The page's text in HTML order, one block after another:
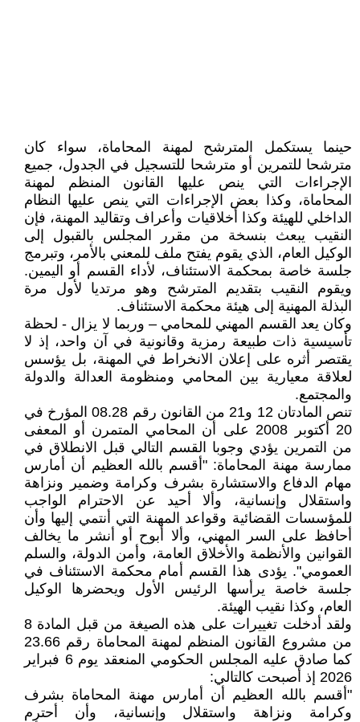
حينما يستكمل المترشح لمهنة المحاماة، سواء كان
مترشحا للتمرين أو مترشحا للتسجيل في الجدول، جميع
الإجراءات التي ينص عليها القانون المنظم لمهنة
المحاماة، وكذا بعض الإجراءات التي ينص عليها النظام
الداخلي للهيئة وكذا أخلاقيات وأعراف وتقاليد المهنة، فإن
النقيب يبعث بنسخة من مقرر المجلس بالقبول إلى
الوكيل العام، الذي يقوم يفتح ملف للمعني بالأمر، وتبرمج
جلسة خاصة بمحكمة الاستئناف، لأداء القسم أو اليمين.
ويقوم النقيب بتقديم المترشح وهو مرتديا لأول مرة
البذلة المهنية إلى هيئة محكمة الاستئناف.
وكان يعد القسم المهني للمحامي – وربما لا يزال - لحظة
تأسيسية ذات طبيعة رمزية وقانونية في آن واحد، إذ لا
يقتصر أثره على إعلان الانخراط في المهنة، بل يؤسس
لعلاقة معيارية بين المحامي ومنظومة العدالة والدولة
والمجتمع.
تنص المادتان 12 و21 من القانون رقم 08.28 المؤرخ في
20 أكتوبر 2008 على أن المحامي المتمرن أو المعفى
من التمرين يؤدي وجوبا القسم التالي قبل الانطلاق في
ممارسة مهنة المحاماة: "أقسم بالله العظيم أن أمارس
مهام الدفاع والاستشارة بشرف وكرامة وضمير ونزاهة
واستقلال وإنسانية، وألا أحيد عن الاحترام الواجب
للمؤسسات القضائية وقواعد المهنة التي أنتمي إليها وأن
أحافظ على السر المهني، وألا أبوح أو أنشر ما يخالف
القوانين والأنظمة والأخلاق العامة، وأمن الدولة، والسلم
العمومي". يؤدى هذا القسم أمام محكمة الاستئناف في
جلسة خاصة يرأسها الرئيس الأول ويحضرها الوكيل
العام، وكذا نقيب الهيئة.
ولقد أدخلت تغييرات على هذه الصيغة من قبل المادة 8
من مشروع القانون المنظم لمهنة المحاماة رقم 23.66
كما صادق عليه المجلس الحكومي المنعقد يوم 6 فبراير
2026 إذ أصبحت كالتالي:
"أقسم بالله العظيم أن أمارس مهنة المحاماة بشرف
وكرامة ونزاهة واستقلال وإنسانية، وأن أحترم